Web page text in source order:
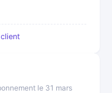
le 31 mars